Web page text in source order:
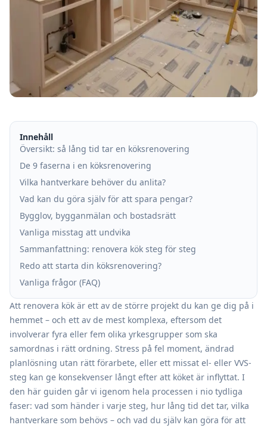
Innehåll
Översikt: så lång tid tar en köksrenovering
De 9 faserna i en köksrenovering
Vilka hantverkare behöver du anlita?
Vad kan du göra själv för att spara pengar?
Bygglov, bygganmälan och bostadsrätt
Vanliga misstag att undvika
Sammanfattning: renovera kök steg för steg
Redo att starta din köksrenovering?
Vanliga frågor (FAQ)
Att renovera kök är ett av de större projekt du kan ge dig på i
hemmet – och ett av de mest komplexa, eftersom det
involverar fyra eller fem olika yrkesgrupper som ska
samordnas i rätt ordning. Stress på fel moment, ändrad
planlösning utan rätt förarbete, eller ett missat el- eller VVS-
steg kan ge konsekvenser långt efter att köket är inflyttat. I
den här guiden går vi igenom hela processen i nio tydliga
faser: vad som händer i varje steg, hur lång tid det tar, vilka
hantverkare som behövs – och vad du själv kan göra för att